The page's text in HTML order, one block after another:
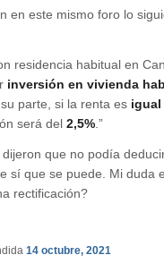
en este mismo foro lo
residencia habitual en
inversión en vivienda
su parte, si la renta es igual
será del 2,5% .”
que no podía
sí que se puede. Mi duda
rectificación?
14 octubre, 2021